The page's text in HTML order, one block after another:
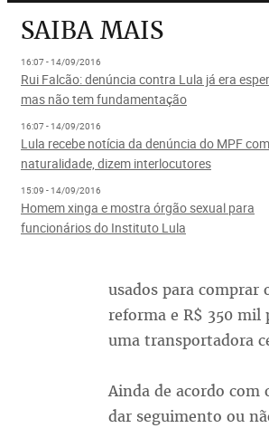
SAIBA MAIS
16:07 - 14/09/2016
Rui Falcão: denúncia contra Lula já era
mas não tem fundamentação
16:07 - 14/09/2016
Lula recebe notícia da denúncia do MPF com
naturalidade, dizem interlocutores
15:09 - 14/09/2016
Homem xinga e mostra órgão sexual para
funcionários do Instituto Lula
usados para
reforma e R$ 350 mil
uma transportadora
Ainda de acordo com
dar seguimento ou